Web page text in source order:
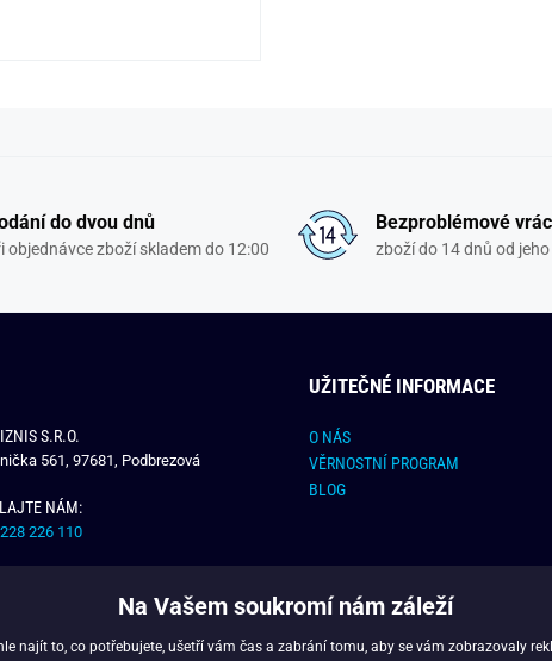
do dvou dnů
objednávce zboží skladem do 12:00
Bezproblémové
zboží do 14 dnů od
S.R.O.
561, 97681, Podbrezová
NÁM:
226 110
UŽITEČNÉ INFORMACE
O NÁS
VĚRNOSTNÍ PROGRAM
BLOG
Na Vašem soukromí nám záleží
najít to, co potřebujete, ušetří vám čas a zabrání tomu, aby se vám zobrazovaly